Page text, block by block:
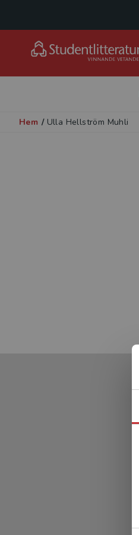
Hem / Ulla Hellström Muhli